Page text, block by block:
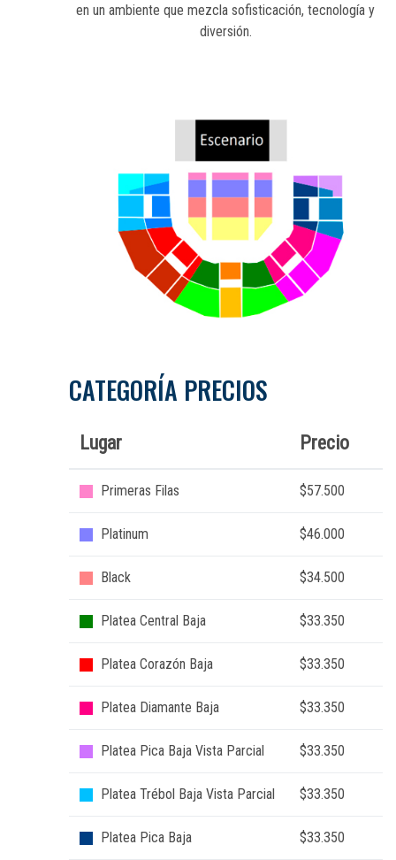
en un ambiente que mezcla sofisticación, tecnología y
diversión.
CATEGORÍA PRECIOS
Lugar Precio
Primeras Filas $57.500
Platinum $46.000
Black $34.500
Platea Central Baja $33.350
Platea Corazón Baja $33.350
Platea Diamante Baja $33.350
Platea Pica Baja Vista Parcial $33.350
Platea Trébol Baja Vista Parcial $33.350
Platea Pica Baja $33.350